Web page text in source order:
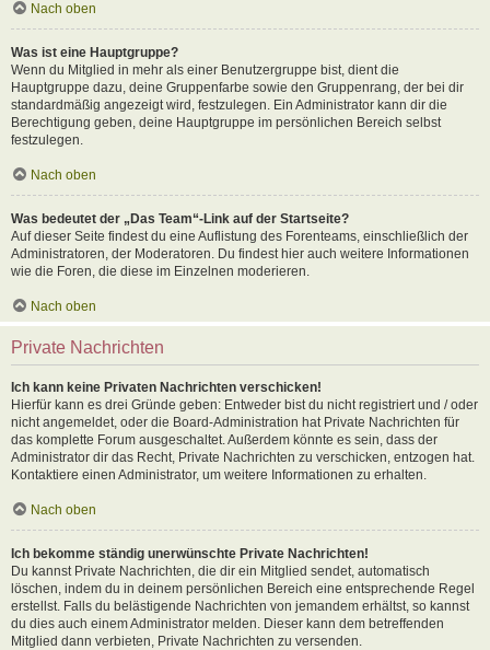
Nach oben
Was ist eine Hauptgruppe?
Wenn du Mitglied in mehr als einer Benutzergruppe bist, dient die
Hauptgruppe dazu, deine Gruppenfarbe sowie den Gruppenrang, der bei dir
standardmäßig angezeigt wird, festzulegen. Ein Administrator kann dir die
Berechtigung geben, deine Hauptgruppe im persönlichen Bereich selbst
festzulegen.
Nach oben
Was bedeutet der „Das Team“-Link auf der Startseite?
Auf dieser Seite findest du eine Auflistung des Forenteams, einschließlich der
Administratoren, der Moderatoren. Du findest hier auch weitere Informationen
wie die Foren, die diese im Einzelnen moderieren.
Nach oben
Private Nachrichten
Ich kann keine Privaten Nachrichten verschicken!
Hierfür kann es drei Gründe geben: Entweder bist du nicht registriert und / oder
nicht angemeldet, oder die Board-Administration hat Private Nachrichten für
das komplette Forum ausgeschaltet. Außerdem könnte es sein, dass der
Administrator dir das Recht, Private Nachrichten zu verschicken, entzogen hat.
Kontaktiere einen Administrator, um weitere Informationen zu erhalten.
Nach oben
Ich bekomme ständig unerwünschte Private Nachrichten!
Du kannst Private Nachrichten, die dir ein Mitglied sendet, automatisch
löschen, indem du in deinem persönlichen Bereich eine entsprechende Regel
erstellst. Falls du belästigende Nachrichten von jemandem erhältst, so kannst
du dies auch einem Administrator melden. Dieser kann dem betreffenden
Mitglied dann verbieten, Private Nachrichten zu versenden.